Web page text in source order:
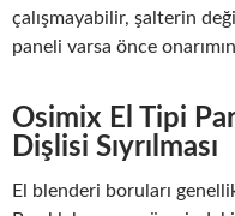
çalışmayabilir, şalterin
paneli varsa önce
Osimix El Tipi
Dişlisi Sıyrılması
El blenderi boruları